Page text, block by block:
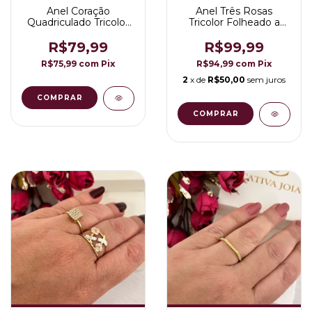
Anel Coração
Quadriculado Tricolor
R$79,99
R$75,99 com Pix
COMPRAR
Anel Três Rosas
Tricolor Folheado a
R$99,99
R$94,99 com Pix
2 x de R$50,00 sem juros
COMPRAR